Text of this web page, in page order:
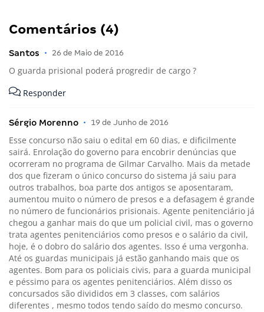
Comentários (4)
Santos • 26 de Maio de 2016
O guarda prisional poderá progredir de cargo ?
Responder
Sérgio Morenno • 19 de Junho de 2016
Esse concurso não saiu o edital em 60 dias, e dificilmente
sairá. Enrolação do governo para encobrir denúncias que
ocorreram no programa de Gilmar Carvalho. Mais da metade
dos que fizeram o único concurso do sistema já saiu para
outros trabalhos, boa parte dos antigos se aposentaram,
aumentou muito o número de presos e a defasagem é grande
no número de funcionários prisionais. Agente penitenciário já
chegou a ganhar mais do que um policial civil, mas o governo
trata agentes penitenciários como presos e o salário da civil,
hoje, é o dobro do salário dos agentes. Isso é uma vergonha.
Até os guardas municipais já estão ganhando mais que os
agentes. Bom para os policiais civis, para a guarda municipal
e péssimo para os agentes penitenciários. Além disso os
concursados são divididos em 3 classes, com salários
diferentes , mesmo todos tendo saído do mesmo concurso.